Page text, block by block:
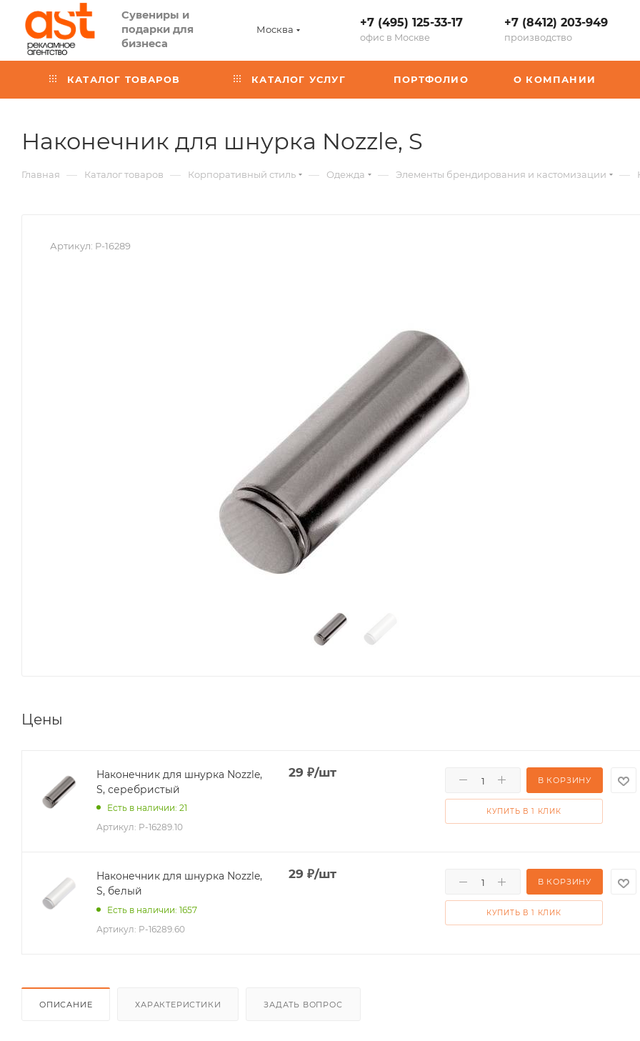
Сувениры и
подарки для
бизнеса
Москва +7 (495) 125-33-17
офис в Москве
+7 (8412) 203-949
производство
КАТАЛОГ ТОВАРОВ КАТАЛОГ УСЛУГ ПОРТФОЛИО О КОМПАНИИ
Наконечник для шнурка Nozzle, S
арт.:
Главная — Каталог товаров — Корпоративный стиль — Одежда — Элементы брендирования и кастомизации —
Артикул: P-16289
Цены
Наконечник для шнурка Nozzle,
S, серебристый
Есть в наличии: 21
Артикул: P-16289.10
29 ₽/шт
В КОРЗИНУ
КУПИТЬ В 1 КЛИК
Наконечник для шнурка Nozzle,
S, белый
Есть в наличии: 1657
Артикул: P-16289.60
29 ₽/шт
В КОРЗИНУ
КУПИТЬ В 1 КЛИК
ОПИСАНИЕ ХАРАКТЕРИСТИКИ ЗАДАТЬ ВОПРОС